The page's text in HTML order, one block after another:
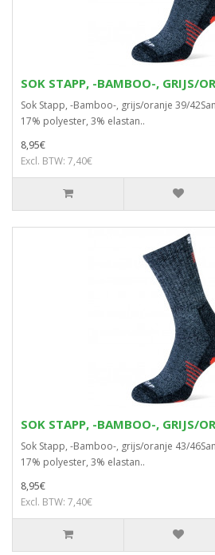
SOK STAPP, -BAMBOO-, GRIJS/
Sok Stapp, -Bamboo-, grijs/oranje 39/
17% polyester, 3% elastan..
8,95€
Excl. BTW: 7,40€
SOK STAPP, -BAMBOO-, GRIJS/
Sok Stapp, -Bamboo-, grijs/oranje 43/
17% polyester, 3% elastan..
8,95€
Excl. BTW: 7,40€